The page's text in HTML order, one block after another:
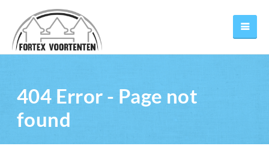
404 Error - Page not
found